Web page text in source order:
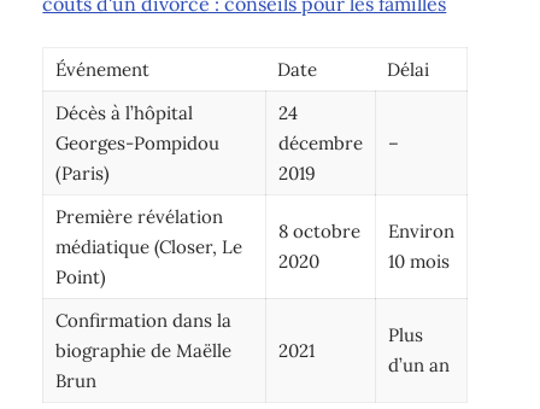
Événement Date
Délai
Décès à l’hôpital
Georges-Pompidou
(Paris)
24
décembre
2019
–
Première révélation
médiatique (Closer, Le
Point)
8 octobre
2020
Environ
10 mois
Confirmation dans la
biographie de Maëlle
Brun
2021
Plus
d’un an